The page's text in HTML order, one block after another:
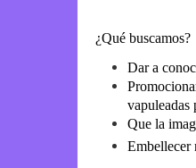
¿Qué buscamos?
Dar a
vapuleadas
Que la
Embellecer